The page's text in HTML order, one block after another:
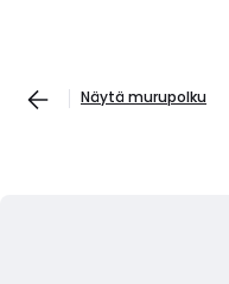
Näytä murupolku